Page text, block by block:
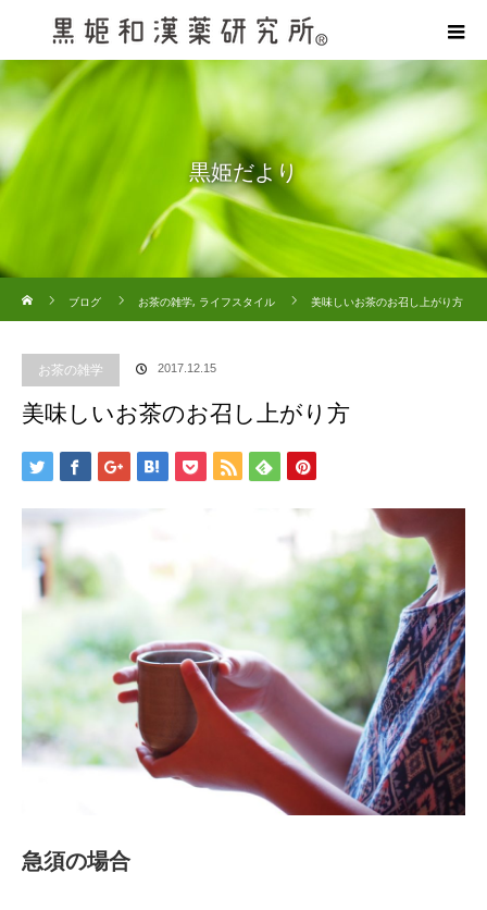
黒姫だより
ブログ
お茶の雑学, ライフスタイル 美味しいお茶のお召し上がり方
お茶の雑学 2017.12.15
美味しいお茶のお召し上がり方
急須の場合